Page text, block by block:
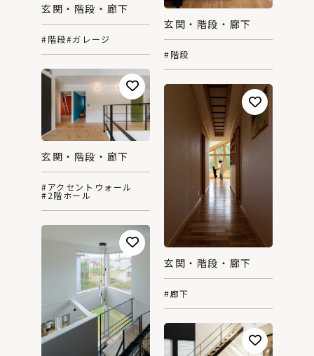
玄関・階段・廊下
#階段#ガレージ
玄関・階段・廊下
#階段
玄関・階段・廊下
#アクセントウォール
#2階ホール
玄関・階段・廊下
#廊下